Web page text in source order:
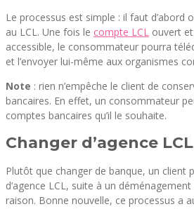
Le processus est simple : il faut d’abord
au LCL. Une fois le compte LCL ouvert et
accessible, le consommateur pourra
et l’envoyer lui-même aux organismes
Note : rien n’empêche le client de
bancaires. En effet, un consommateur
comptes bancaires qu’il le souhaite.
Changer d’agence LCL
Plutôt que changer de banque, un client
d’agence LCL, suite à un
raison. Bonne nouvelle, ce processus a